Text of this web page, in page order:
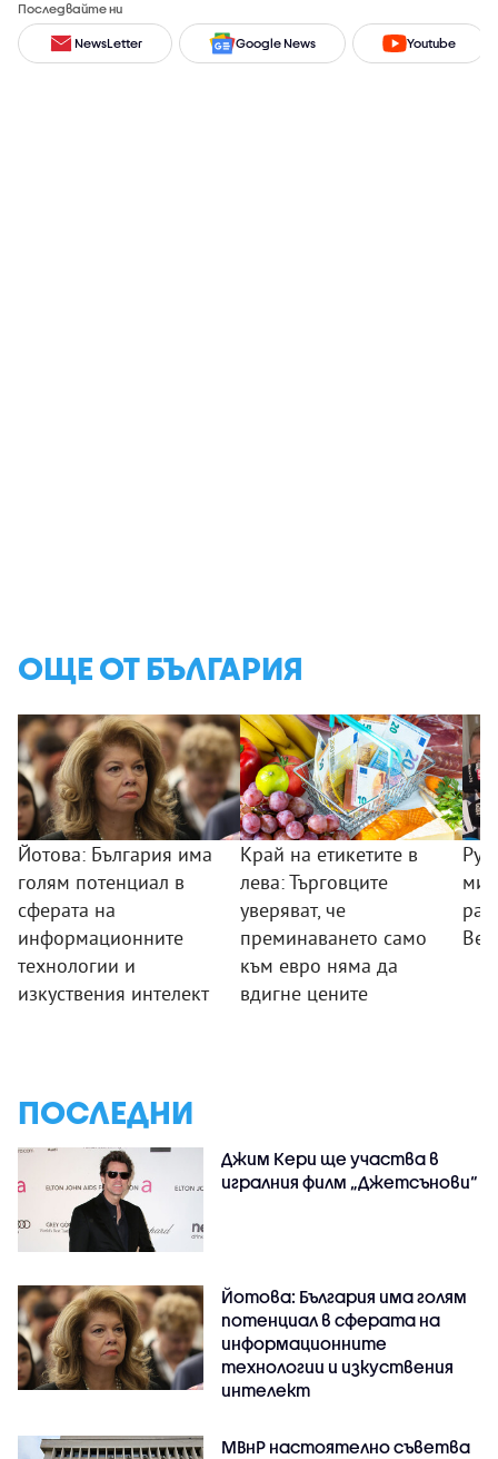
Последвайте ни
NewsLetter Google News Youtube
ОЩЕ ОТ БЪЛГАРИЯ
Йотова: България има
голям потенциал в
сферата на
информационните
технологии и
изкуствения интелект
Край на етикетите в
лева: Търговците
уверяват, че
преминаването само
към евро няма да
вдигне цените
ПОСЛЕДНИ
Джим Кери ще участва в
игралния филм „Джетсънови“
Йотова: България има голям
потенциал в сферата на
информационните
технологии и изкуствения
интелект
МВнР настоятелно съветва